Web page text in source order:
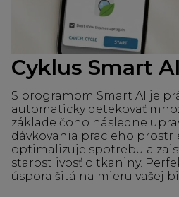
Cyklus Smart AI
S programom Smart AI je
automaticky detekovať
základe čoho následne
dávkovania pracieho
optimalizuje spotrebu a
starostlivosť o tkaniny.
úspora šitá na mieru vašej